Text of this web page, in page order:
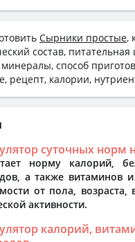
Сырники простые,
состав, питательная
способ
рецепт, калории,
суточных норм
норму калорий,
а также витаминов
от пола, возраста,
активности.
калорий,